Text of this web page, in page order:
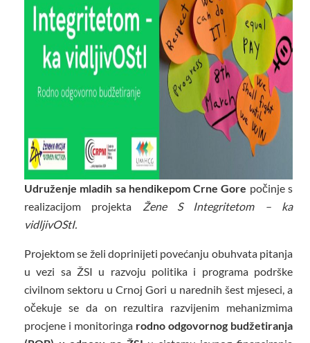
Udruženje mladih sa hendikepom Crne Gore počinje s
realizacijom projekta Žene S Integritetom – ka
vidljivOStI.
Projektom se želi doprinijeti povećanju obuhvata pitanja
u vezi sa ŽSI u razvoju politika i programa podrške
civilnom sektoru u Crnoj Gori u narednih šest mjeseci, a
očekuje se da on rezultira razvijenim mehanizmima
procjene i monitoringa rodno odgovornog budžetiranja